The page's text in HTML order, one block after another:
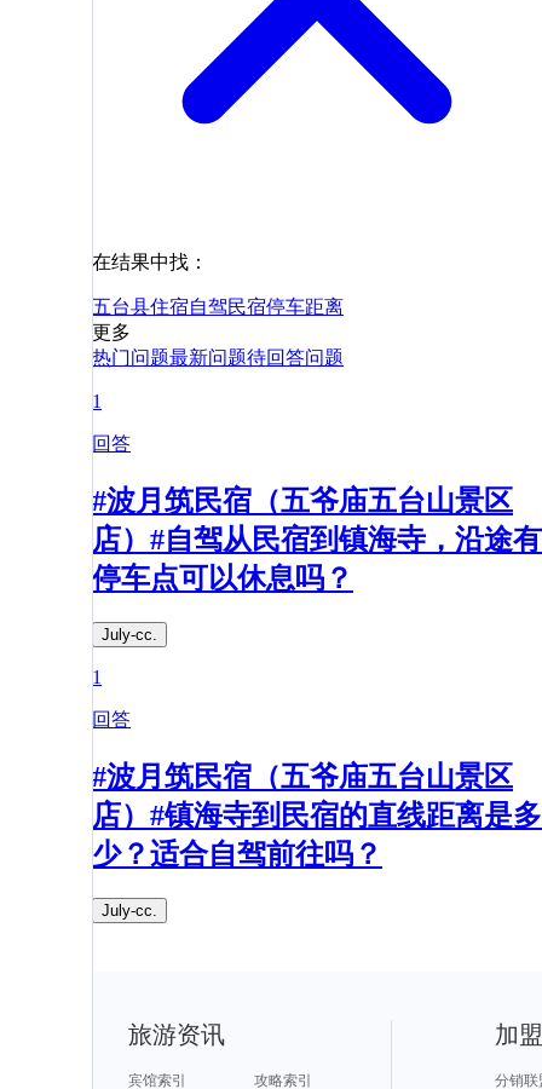
在结果中找：
五台县住宿自驾民宿停车距离
更多
热门问题最新问题待回答问题
1
回答
#波月筑民宿（五爷庙五台山景区
店）#自驾从民宿到镇海寺，沿途有
停车点可以休息吗？​
July-cc.
1
回答
#波月筑民宿（五爷庙五台山景区
店）#镇海寺到民宿的直线距离是多
少？适合自驾前往吗？​
July-cc.
旅游资讯
宾馆索引
攻略索引
加
分销联